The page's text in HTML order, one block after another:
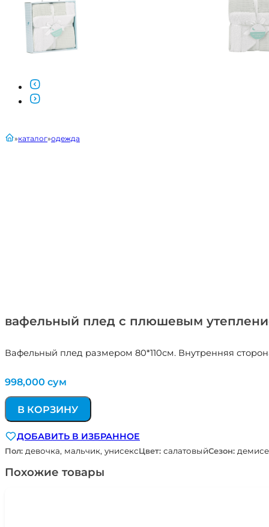
вафельный плед с плюшевым
Вафельный плед размером 80*110см. Внутренняя
главнаякаталог одежда
998,000 сум
В КОРЗИНУ
ДОБАВИТЬ В ИЗБРАННОЕ
Пол: девочка, мальчик, унисексЦвет: салатовыйСезон:
Похожие товары